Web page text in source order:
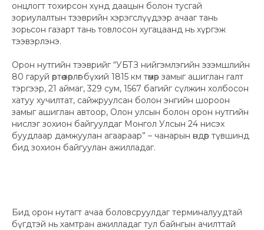
онцлогт тохирсон хүнд даацын болон тусгай
зориулалтын тээврийн хэрэгслүүдээр ачааг тань
зорьсон газарт тань товлосон хугацаанд нь хүргэж
тээвэрлэнэ.
Орон нутгийн тээврийг “УБТЗ нийгэмлэгийн эзэмшлийн
80 гаруй өртөө зөрлөг бүхий 1815 км төмөр замыг ашиглан галт
тэргээр, 21 аймаг, 329 сум, 1567 багийг сүлжин холбосон
хатуу хучилтат, сайжруулсан болон энгийн шороон
замыг ашиглан автоор, Олон улсын болон орон нутгийн
нислэг зохион байгуулдаг Монгол Улсын 24 нисэх
буудлаар дамжуулан агаараар” – чанарын өндөр түвшинд
бид зохион байгуулан ажилладаг.
Бид орон нутагт ачаа боловсруулдаг терминалуудтай
бүгдтэй нь хамтран ажилладаг тул байнгын ачилттай